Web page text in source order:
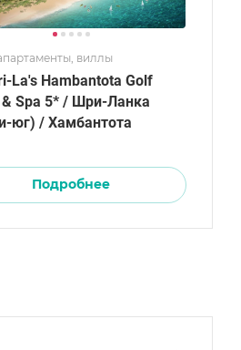
виллы
La's Hambantota Golf
& Spa 5* / Шри-Ланка
юг) / Хамбантота
Подробнее